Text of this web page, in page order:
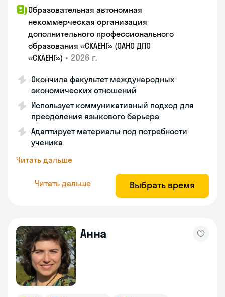
Образовательная автономная
некоммерческая организация
дополнительного профессионального
образования «СКАЕНГ» (ОАНО ДПО
«СКАЕНГ») • 2026 г.
Окончила факультет международных
экономических отношений
Использует коммуникативный подход для
преодоления языкового барьера
Адаптирует материалы под потребности
ученика
Читать дальше
Читать дальше Выбрать время
Анна